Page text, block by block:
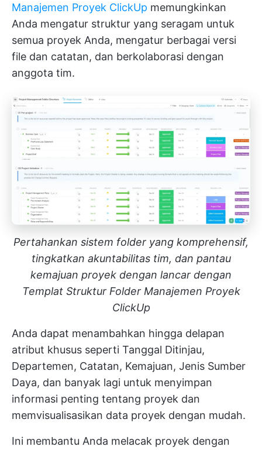
Manajemen Proyek ClickUp memungkinkan
Anda mengatur struktur yang seragam untuk
semua proyek Anda, mengatur berbagai versi
file dan catatan, dan berkolaborasi dengan
anggota tim.
Pertahankan sistem folder yang komprehensif,
tingkatkan akuntabilitas tim, dan pantau
kemajuan proyek dengan lancar dengan
Templat Struktur Folder Manajemen Proyek
ClickUp
Anda dapat menambahkan hingga delapan
atribut khusus seperti Tanggal Ditinjau,
Departemen, Catatan, Kemajuan, Jenis Sumber
Daya, dan banyak lagi untuk menyimpan
informasi penting tentang proyek dan
memvisualisasikan data proyek dengan mudah.
Ini membantu Anda melacak proyek dengan